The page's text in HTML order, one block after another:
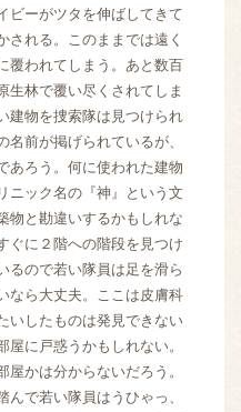
ビーがツタを伸ばしてきて
される。このままでは遠く
覆われてしまう。あと数百
生林で覆い尽くされてしま
建物を捜索隊は見つけられ
前が掲げられているが、
あろう。何に使われた建物
ニック名の『神』という文
物と勘違いするかもしれな
ぐに２階への階段を見つけ
るので若い隊員は足を滑ら
なら大丈夫。ここは皮膚科
いしたものは発見できない
に戸惑うかもしれない。
屋かは分からないだろう。
で若い隊員はうひゃっ、